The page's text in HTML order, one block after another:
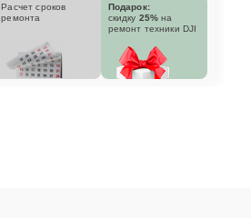
Расчет сроков
ремонта
Подарок:
скидку 25% на
ремонт техники DJI